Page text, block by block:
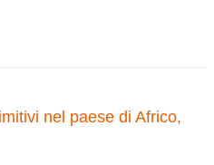
nel paese di Africo,